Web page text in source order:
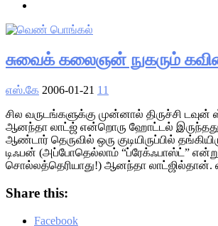
சுவைக் கலைஞன் நுகரும்
எஸ்.கே 2006-01-21 11
சில வருடங்களுக்கு முன்னால் திருச்சி டவுன்
ஆனந்தா லாட்ஜ் என்றொரு ஹோட்டல்
ஆண்டார் தெருவில் ஒரு குடியிருப்பில்
டிஃபன் (அப்போதெல்லாம் “ப்ரேக்ஃபாஸ்ட்”
சொல்லத்தெரியாது!) ஆனந்தா லாட்ஜில்தான்.
Share this:
Facebook